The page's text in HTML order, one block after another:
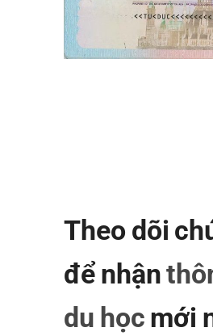
Theo dõi
để nhận
du học mới